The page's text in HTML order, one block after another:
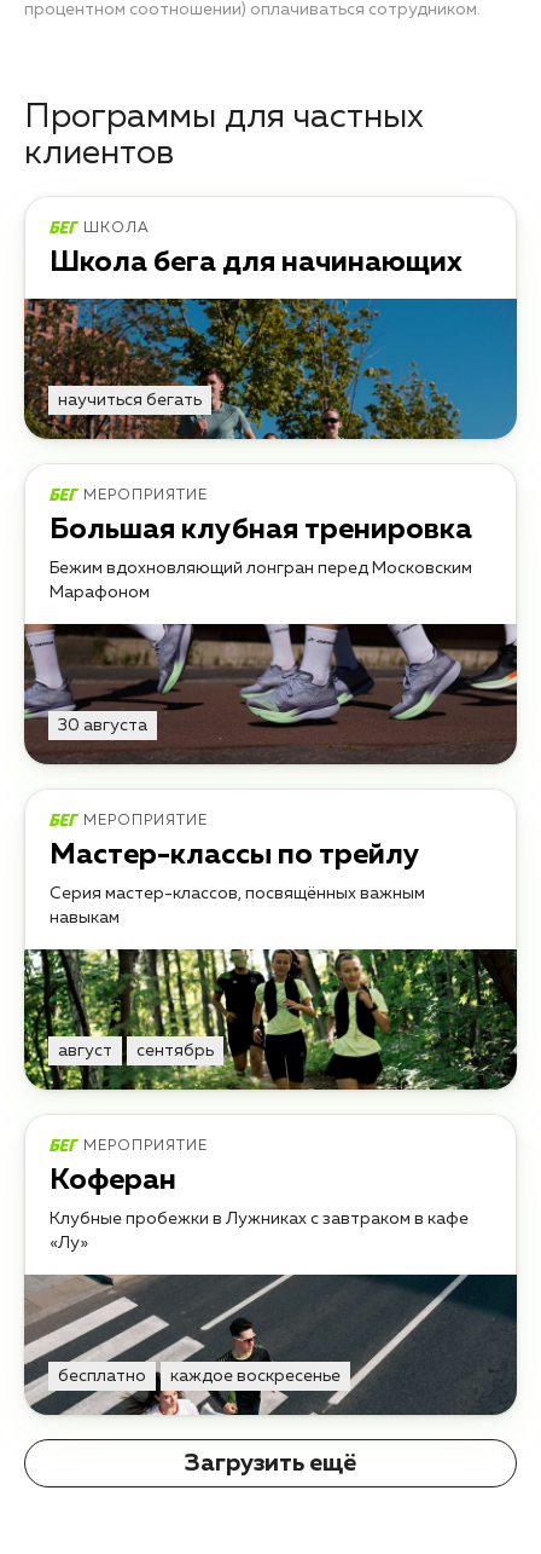
процентном соотношении) оплачиваться сотрудником.
Программы для частных
клиентов
ШКОЛА
Школа бега для начинающих
научиться бегать
МЕРОПРИЯТИЕ
Большая клубная тренировка
Бежим вдохновляющий лонгран перед Московским
Марафоном
30 августа
МЕРОПРИЯТИЕ
Мастер-классы по трейлу
Серия мастер-классов, посвящённых важным
навыкам
август сентябрь
МЕРОПРИЯТИЕ
Коферан
Клубные пробежки в Лужниках с завтраком в кафе
«Лу»
бесплатно каждое воскресенье
Загрузить ещё